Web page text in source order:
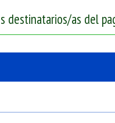
destinatarios/as del